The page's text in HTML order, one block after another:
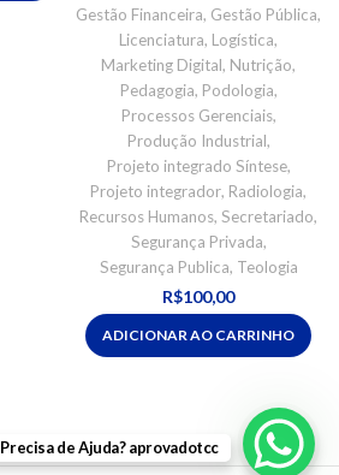
Gestão Financeira, Gestão Pública,
Licenciatura, Logística,
Marketing Digital, Nutrição,
Pedagogia, Podologia,
Processos Gerenciais,
Produção Industrial,
Projeto integrado Síntese,
Projeto integrador, Radiologia,
Recursos Humanos, Secretariado,
Segurança Privada,
Segurança Publica, Teologia
R$100,00
ADICIONAR AO CARRINHO
Precisa de Ajuda? aprovadotcc